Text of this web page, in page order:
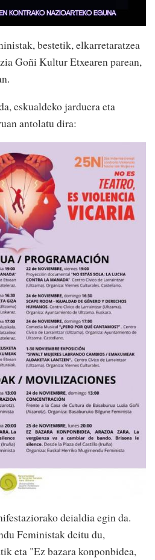
bestetik, elkarretaratzea
Goñi Kultur Etxearen parean,
eskualdeko jarduera eta
antolatu dira:
deialdia egin da.
Feministak deitu du,
eta "Ez bazara konponbidea,